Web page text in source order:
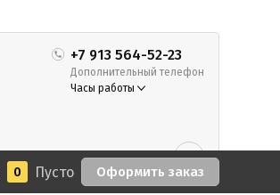
+7 913 564-52-23
Дополнительный телефон
Часы работы
0 Пусто Оформить заказ